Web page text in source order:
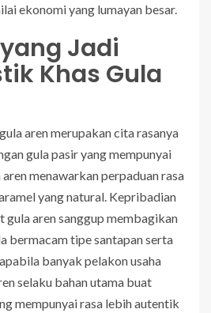
ekonomi yang lumayan besar.
Jadi
Khas Gula
aren merupakan cita rasanya
gula pasir yang mempunyai
menawarkan perpaduan rasa
yang natural. Kepribadian
gula aren sanggup membagikan
bermacam tipe santapan serta
banyak pelakon usaha
selaku bahan utama buat
mempunyai rasa lebih autentik